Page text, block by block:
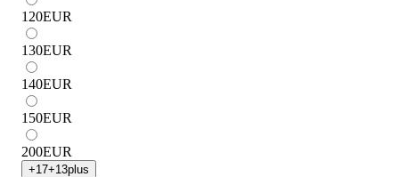
120EUR
130EUR
140EUR
150EUR
200EUR
+17+13plus